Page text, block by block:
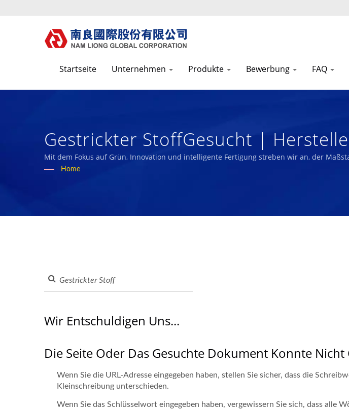
Startseite Unternehmen Produkte Bewerbung FAQ
Gestrickter StoffGesucht |
ESG-Berichten | Nam Liong
Mit dem Fokus auf Grün, Innovation und intelligente Fertigung streben wir an, der
unseren Mitarbeitern und der Gesellschaft zu teilen.
Home
Wir Entschuldigen Uns...
Die Seite Oder Das Gesuchte Dokument Konnte
Wenn Sie die URL-Adresse eingegeben haben, stellen Sie sicher, dass die
Kleinschreibung unterschieden.
Wenn Sie das Schlüsselwort eingegeben haben, vergewissern Sie sich, dass alle